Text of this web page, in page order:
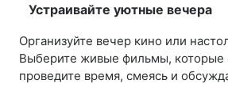
Устраивайте уютные вечера
Организуйте вечер кино или
Выберите живые фильмы, которые
проведите время, смеясь и